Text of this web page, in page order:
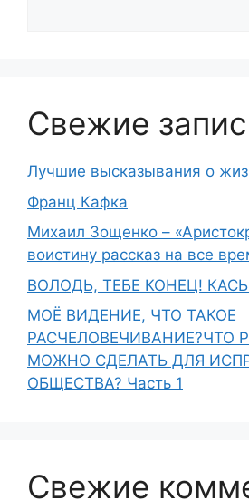
Свежие
Лучшие высказывания о
Франц Кафка
Михаил Зощенко –
воистину рассказ на все
ВОЛОДЬ, ТЕБЕ КОНЕЦ!
МОЁ ВИДЕНИЕ, ЧТО ТАКОЕ
РАСЧЕЛОВЕЧИВАНИЕ?ЧТО
МОЖНО СДЕЛАТЬ ДЛЯ
ОБЩЕСТВА? Часть 1
Свежие